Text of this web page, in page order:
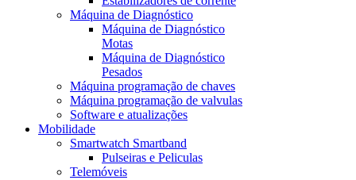
Máquina de Diagnóstico
Máquina de Diagnóstico
Motas
Máquina de Diagnóstico
Pesados
Máquina programação de chaves
Máquina programação de valvulas
Software e atualizações
Mobilidade
Smartwatch Smartband
Pulseiras e Peliculas
Telemóveis